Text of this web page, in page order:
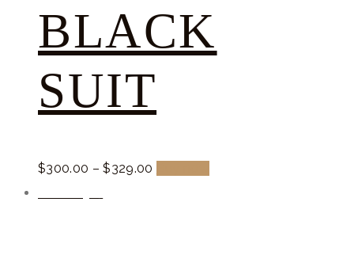
BLACK
SUIT
$300.00 –$329.00